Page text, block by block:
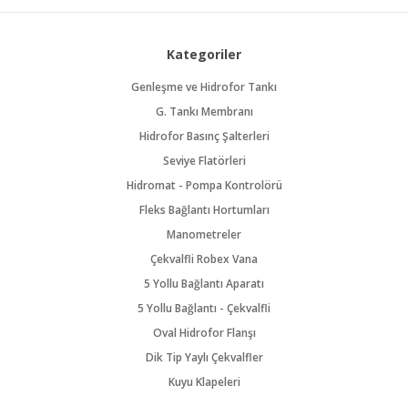
Kategoriler
Genleşme ve Hidrofor Tankı
G. Tankı Membranı
Hidrofor Basınç Şalterleri
Seviye Flatörleri
Hidromat - Pompa Kontrolörü
Fleks Bağlantı Hortumları
Manometreler
Çekvalfli Robex Vana
5 Yollu Bağlantı Aparatı
5 Yollu Bağlantı - Çekvalfli
Oval Hidrofor Flanşı
Dik Tip Yaylı Çekvalfler
Kuyu Klapeleri